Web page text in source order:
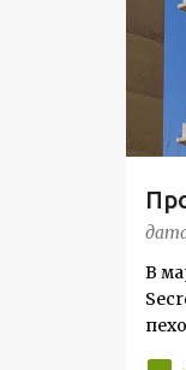
е
и
я
В